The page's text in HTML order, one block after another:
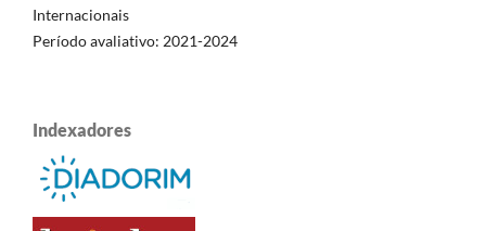
Internacionais
Período avaliativo: 2021-2024
Indexadores